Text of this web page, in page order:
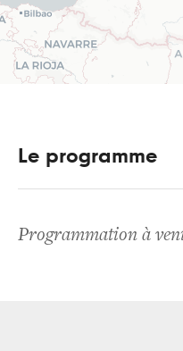
Le programme
Programmation à